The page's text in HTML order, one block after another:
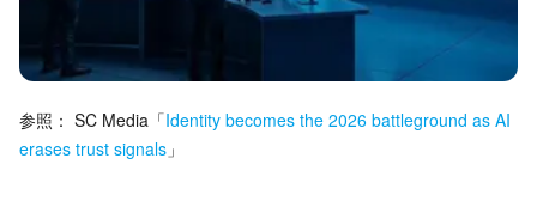
参照： SC Media 「Identity becomes the 2026 battleground as AI
erases trust signals 」